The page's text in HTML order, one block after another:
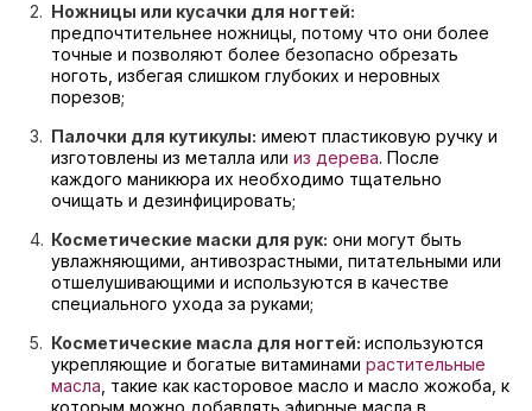
Ножницы или кусачки для ногтей:
предпочтительнее ножницы, потому что они более
точные и позволяют более безопасно обрезать
ноготь, избегая слишком глубоких и неровных
порезов;
Палочки для кутикулы: имеют пластиковую ручку и
изготовлены из металла или из дерева. После
каждого маникюра их необходимо тщательно
очищать и дезинфицировать;
Косметические маски для рук: они могут быть
увлажняющими, антивозрастными, питательными или
отшелушивающими и используются в качестве
специального ухода за руками;
Косметические масла для ногтей: используются
укрепляющие и богатые витаминами растительные
масла , такие как касторовое масло и масло жожоба, к
которым можно добавлять эфирные масла в